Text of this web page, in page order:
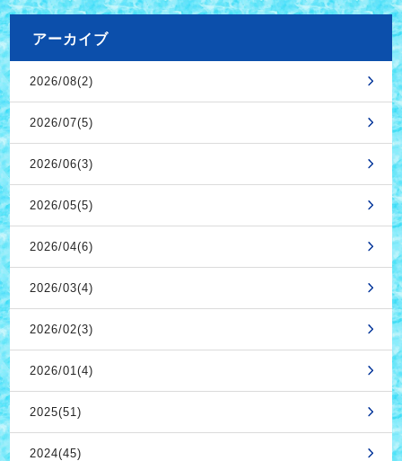
アーカイブ
2026/08(2)
2026/07(5)
2026/06(3)
2026/05(5)
2026/04(6)
2026/03(4)
2026/02(3)
2026/01(4)
2025(51)
2024(45)